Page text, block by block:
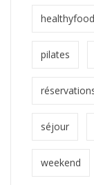
healthyfood
pilates
séjour
weekend